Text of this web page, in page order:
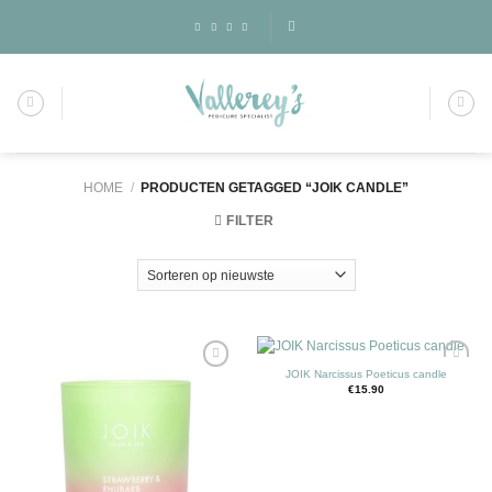
content
HOME / PRODUCTEN GETAGGED “JOIK CANDLE”
FILTER
JOIK Narcissus Poeticus candle
€15.90